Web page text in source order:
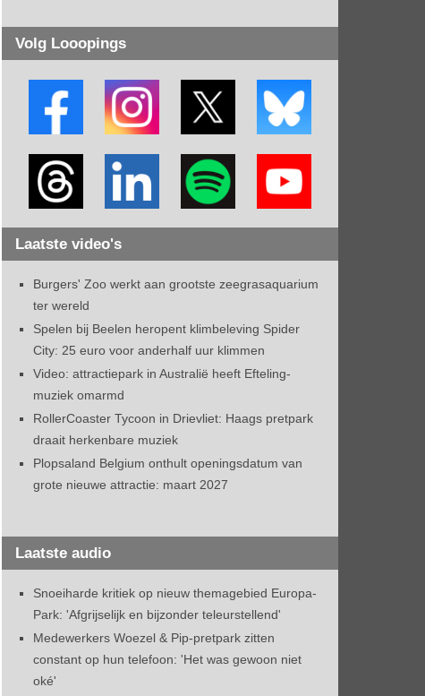
Volg Looopings
Laatste video's
Burgers' Zoo werkt aan grootste zeegrasaquarium
ter wereld
Spelen bij Beelen heropent klimbeleving Spider
City: 25 euro voor anderhalf uur klimmen
Video: attractiepark in Australië heeft Efteling-
muziek omarmd
RollerCoaster Tycoon in Drievliet: Haags pretpark
draait herkenbare muziek
Plopsaland Belgium onthult openingsdatum van
grote nieuwe attractie: maart 2027
Laatste audio
Snoeiharde kritiek op nieuw themagebied Europa-
Park: 'Afgrijselijk en bijzonder teleurstellend'
Medewerkers Woezel & Pip-pretpark zitten
constant op hun telefoon: 'Het was gewoon niet
oké'